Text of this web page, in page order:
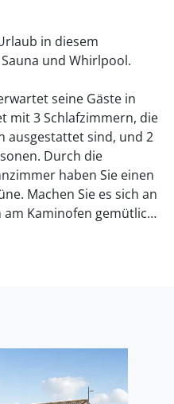
in diesem
und Whirlpool.
seine Gäste in
mit 3 Schlafzimmern, die
ausgestattet sind, und 2
Durch die
haben Sie einen
Machen Sie es sich an
Kaminofen gemütlich
Sie vom Ferienhaus
Sommer Sonne und Meer
Spaziergänge an der